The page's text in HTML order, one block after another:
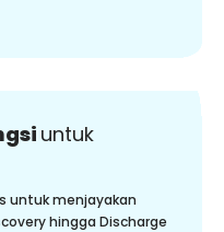
untuk
untuk menjayakan
hingga Discharge